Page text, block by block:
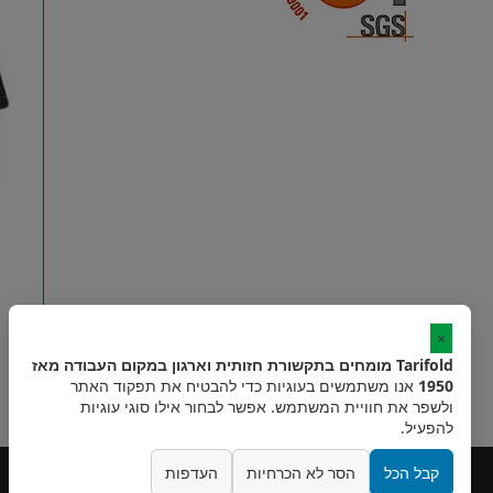
×
Tarifold מומחים בתקשורת חזותית וארגון במקום העבודה מאז
1950 אנו משתמשים בעוגיות כדי להבטיח את תפקוד האתר
ולשפר את חוויית המשתמש. אפשר לבחור אילו סוגי עוגיות
להפעיל.
קבל הכל הסר לא הכרחיות העדפות